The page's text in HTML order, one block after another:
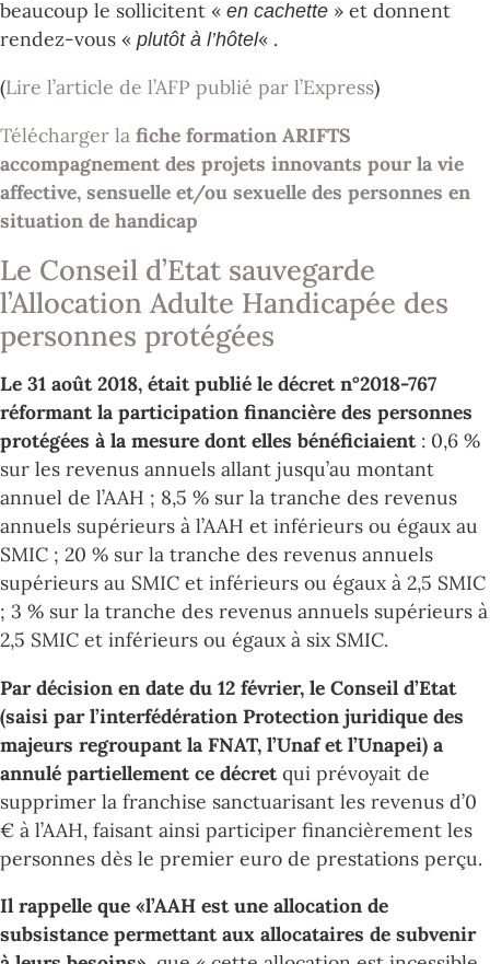
beaucoup le sollicitent « en cachette » et donnent
rendez-vous « plutôt à l’hôtel« .
(Lire l’article de l’AFP publié par l’Express)
Télécharger la fiche formation ARIFTS
accompagnement des projets innovants pour la vie
affective, sensuelle et/ou sexuelle des personnes en
situation de handicap
Le Conseil d’Etat sauvegarde
l’Allocation Adulte Handicapée des
personnes protégées
Le 31 août 2018, était publié le décret n°2018-767
réformant la participation financière des personnes
protégées à la mesure dont elles bénéficiaient: 0,6 %
sur les revenus annuels allant jusqu’au montant
annuel de l’AAH ; 8,5 % sur la tranche des revenus
annuels supérieurs à l’AAH et inférieurs ou égaux au
SMIC ; 20 % sur la tranche des revenus annuels
supérieurs au SMIC et inférieurs ou égaux à 2,5 SMIC
; 3 % sur la tranche des revenus annuels supérieurs à
2,5 SMIC et inférieurs ou égaux à six SMIC.
Par décision en date du 12 février, le Conseil d’Etat
(saisi par l’interfédération Protection juridique des
majeurs regroupant la FNAT, l’Unaf et l’Unapei) a
annulé partiellement ce décretqui prévoyait de
supprimer la franchise sanctuarisant les revenus d’0
€ à l’AAH, faisant ainsi participer financièrement les
personnes dès le premier euro de prestations perçu.
Il rappelle que «l’AAH est une allocation de
subsistance permettant aux allocataires de subvenir